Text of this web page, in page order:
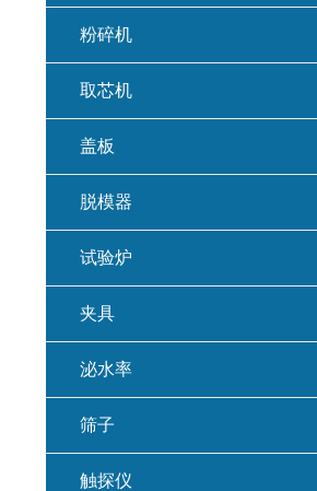
粉碎机
取芯机
盖板
脱模器
试验炉
夹具
泌水率
筛子
触探仪